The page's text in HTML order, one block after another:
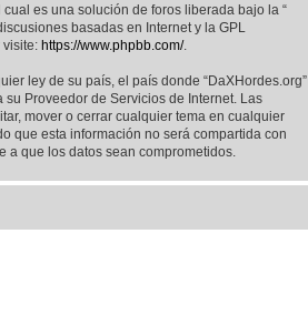
cual es una solución de foros liberada bajo la “
basadas en Internet y la GPL
visite: https://www.phpbb.com/.
ley de su país, el país donde “DaXHordes.org”
Proveedor de Servicios de Internet. Las
mover o cerrar cualquier tema en cualquier
que esta información no será compartida con
que los datos sean comprometidos.